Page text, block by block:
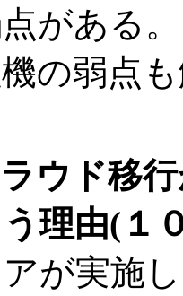
がある
の弱点
ウド移
理由(
が実施